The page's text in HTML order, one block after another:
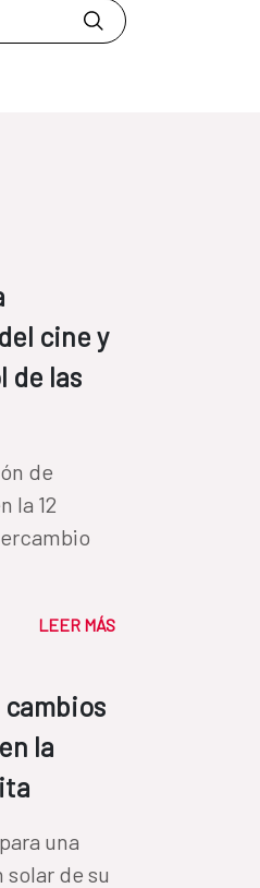
cine y
de las
de
la 12
LEER MÁS
la
una
de su